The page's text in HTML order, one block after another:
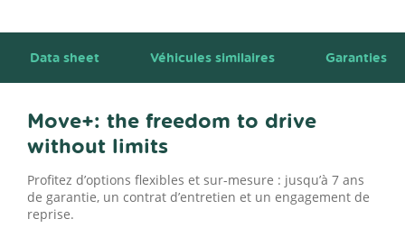
Data sheet Véhicules similaires Garanties
Move+: the freedom to drive
without limits
Profitez d’options flexibles et sur-mesure : jusqu’à 7 ans
de garantie, un contrat d’entretien et un engagement de
reprise.